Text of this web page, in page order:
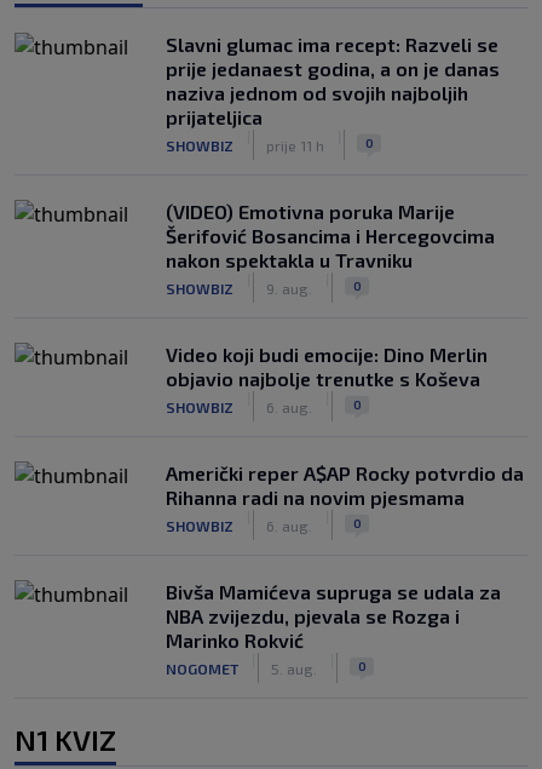
Slavni glumac ima recept: Razveli se
prije jedanaest godina, a on je danas
naziva jednom od svojih najboljih
prijateljica
SHOWBIZ prije 11 h 0
(VIDEO) Emotivna poruka Marije
Šerifović Bosancima i Hercegovcima
nakon spektakla u Travniku
SHOWBIZ 9. aug. 0
Video koji budi emocije: Dino Merlin
objavio najbolje trenutke s Koševa
SHOWBIZ 6. aug. 0
Američki reper A$AP Rocky potvrdio da
Rihanna radi na novim pjesmama
SHOWBIZ 6. aug. 0
Bivša Mamićeva supruga se udala za
NBA zvijezdu, pjevala se Rozga i
Marinko Rokvić
NOGOMET 5. aug. 0
N1 KVIZ